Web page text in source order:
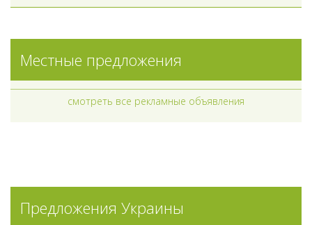
Местные предложения
смотреть все рекламные объявления
Предложения Украины